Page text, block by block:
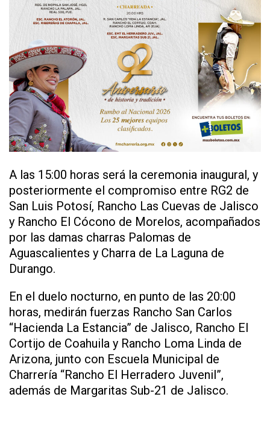
A las 15:00 horas será la ceremonia inaugural, y
posteriormente el compromiso entre RG2 de
San Luis Potosí, Rancho Las Cuevas de Jalisco
y Rancho El Cócono de Morelos, acompañados
por las damas charras Palomas de
Aguascalientes y Charra de La Laguna de
Durango.
En el duelo nocturno, en punto de las 20:00
horas, medirán fuerzas Rancho San Carlos
“Hacienda La Estancia” de Jalisco, Rancho El
Cortijo de Coahuila y Rancho Loma Linda de
Arizona, junto con Escuela Municipal de
Charrería “Rancho El Herradero Juvenil”,
además de Margaritas Sub-21 de Jalisco.